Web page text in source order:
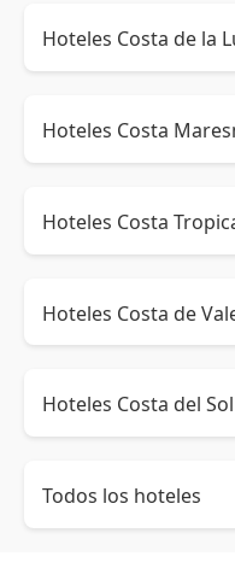
Hoteles Costa de la
Hoteles Costa
Hoteles Costa
Hoteles Costa de
Hoteles Costa del Sol
Todos los hoteles